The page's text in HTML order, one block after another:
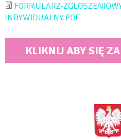
FORMULARZ-
INDYWIDUALNY.PDF
KLIKNIJ ABY SIĘ